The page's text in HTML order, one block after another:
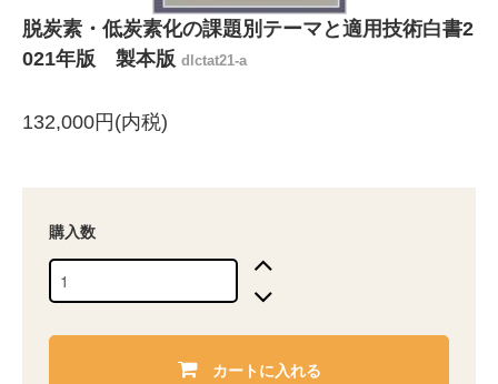
脱炭素・低炭素化の課題別テーマと適用技術白書2
021年版 製本版 dlctat21-a
132,000円(内税)
購入数
カートに入れる